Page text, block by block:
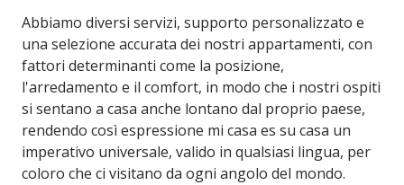
Abbiamo diversi servizi, supporto personalizzato e
una selezione accurata dei nostri appartamenti, con
fattori determinanti come la posizione,
l'arredamento e il comfort, in modo che i nostri ospiti
si sentano a casa anche lontano dal proprio paese,
rendendo così espressione mi casa es su casa un
imperativo universale, valido in qualsiasi lingua, per
coloro che ci visitano da ogni angolo del mondo.